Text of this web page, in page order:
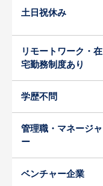
土日祝休み
リモートワーク・在
宅勤務制度あり
学歴不問
管理職・マネージャ
ー
ベンチャー企業